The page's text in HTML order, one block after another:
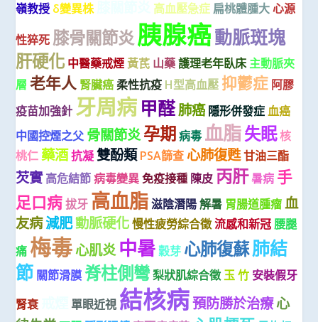
嶺教授 δ變異株 高血壓急症 扁桃體腫大 心源
性猝死 膝骨關節炎胰腺癌動脈斑塊
肝硬化 中醫藥戒煙 黃芪 山藥 護理老年臥床 主動脈夾
層 老年人 腎臟癌 柔性抗疫 H型高血壓 抑鬱症 阿膠
疫苗加強針 牙周病 甲醛肺癌 隱形併發症 血癌
中國控煙之父 骨關節炎孕期 病毒 血脂失眠核
桃仁 藥酒抗凝雙酚類 PSA篩查 心肺復甦甘油三酯
芡實 高危結節 病毒變異 免疫接種 陳皮 丙肝暑病 手
足口病 拔牙 高血脂 滋陰潛陽 解暑 胃腸道腫瘤 血
友病減肥動脈硬化 慢性疲勞綜合徵流感和新冠 腰腿
痛 梅毒心肌炎 中暑 穀芽 心肺復蘇肺結
節 關節滑膜 脊柱側彎梨狀肌綜合徵玉 竹 安裝假牙
腎衰
單眼近視 結核病預防勝於治療心